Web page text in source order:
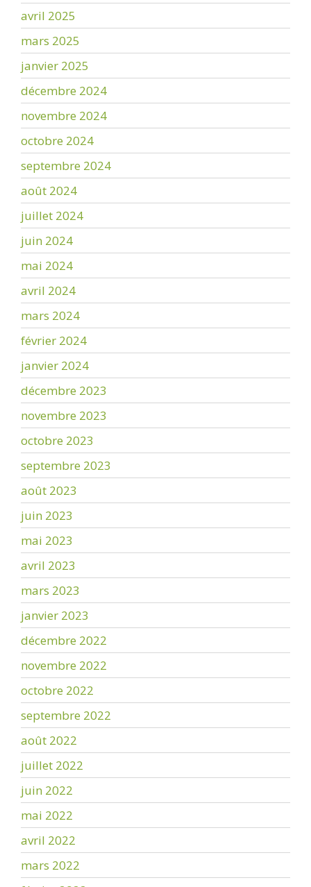
avril 2025
mars 2025
janvier 2025
décembre 2024
novembre 2024
octobre 2024
septembre 2024
août 2024
juillet 2024
juin 2024
mai 2024
avril 2024
mars 2024
février 2024
janvier 2024
décembre 2023
novembre 2023
octobre 2023
septembre 2023
août 2023
juin 2023
mai 2023
avril 2023
mars 2023
janvier 2023
décembre 2022
novembre 2022
octobre 2022
septembre 2022
août 2022
juillet 2022
juin 2022
mai 2022
avril 2022
mars 2022